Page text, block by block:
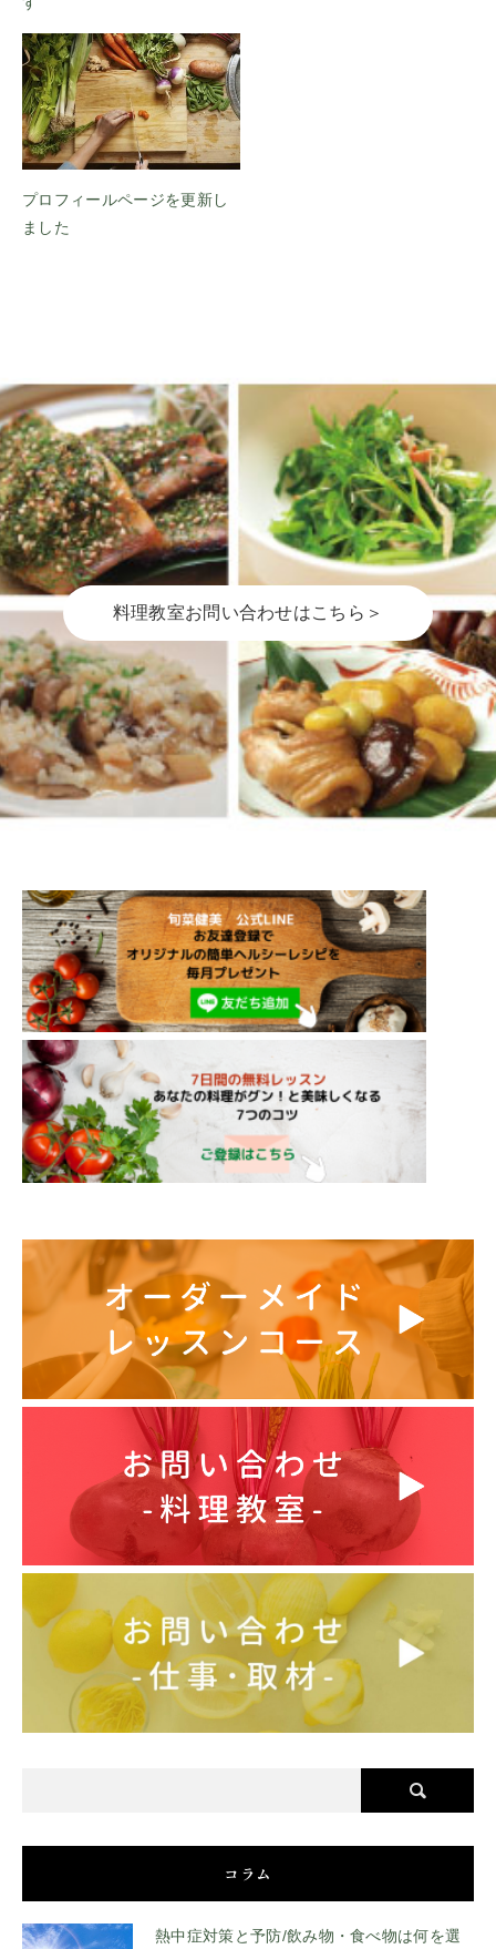
プロフィールページを更新し
ました
料理教室お問い合わせはこちら＞
コラム
熱中症対策と予防/飲み物・食べ物は何を選